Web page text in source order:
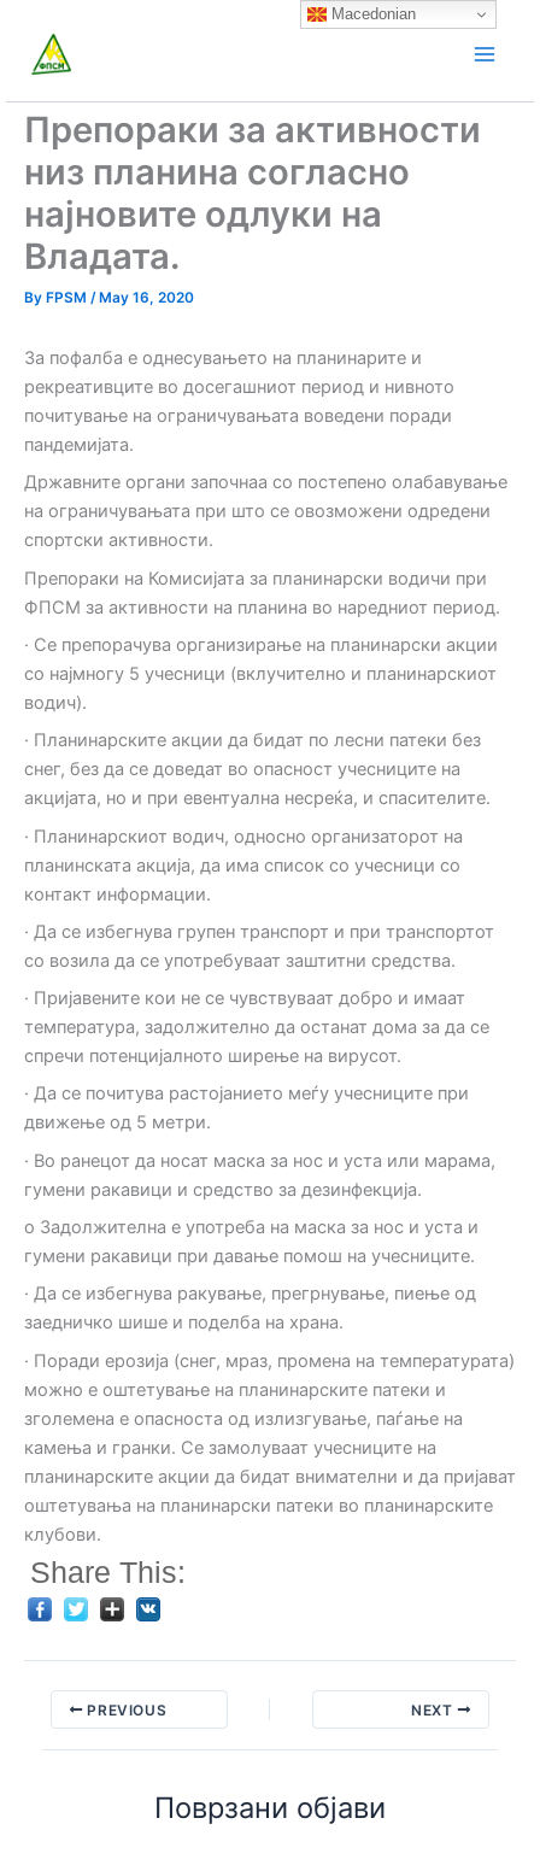
content
Препораки за активности
низ планина согласно
најновите одлуки на
Владата.
By FPSM / May 16, 2020
За пофалба е однесувањето на планинарите и
рекреативците во досегашниот период и нивното
почитување на ограничувањата воведени поради
пандемијата.
Државните органи започнаа со постепено олабавување
на ограничувањата при што се овозможени одредени
спортски активности.
Препораки на Комисијата за планинарски водичи при
ФПСМ за активности на планина во наредниот период.
· Се препорачува организирање на планинарски акции
со најмногу 5 учесници (вклучително и планинарскиот
водич).
· Планинарските акции да бидат по лесни патеки без
снег, без да се доведат во опасност учесниците на
акцијата, но и при евентуална несреќа, и спасителите.
· Планинарскиот водич, односно организаторот на
планинската акција, да има список со учесници со
контакт информации.
· Да се избегнува групен транспорт и при транспортот
со возила да се употребуваат заштитни средства.
· Пријавените кои не се чувствуваат добро и имаат
температура, задолжително да останат дома за да се
спречи потенцијалното ширење на вирусот.
· Да се почитува растојанието меѓу учесниците при
движење од 5 метри.
· Во ранецот да носат маска за нос и уста или марама,
гумени ракавици и средство за дезинфекција.
o Задолжителна е употреба на маска за нос и уста и
гумени ракавици при давање помош на учесниците.
· Да се избегнува ракување, прегрнување, пиење од
заедничко шише и поделба на храна.
· Поради ерозија (снег, мраз, промена на температурата)
можно е оштетување на планинарските патеки и
зголемена е опасноста од излизгување, паѓање на
камења и гранки. Се замолуваат учесниците на
планинарските акции да бидат внимателни и да пријават
оштетувања на планинарски патеки во планинарските
клубови.
Share This:
PREVIOUS NEXT
Поврзани објави
Macedonian